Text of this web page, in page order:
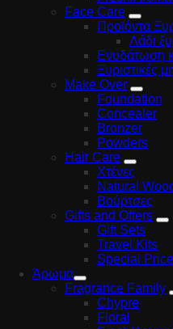
Face Care
Προϊόντα
Λάδι
Ενυδάτωση
Ξυριστικές
Make Over
Foundation
Concealer
Bronzer
Powders
Hair Care
Χτένες
Natural
Βούρτσες
Gifts and Offers
Gift Sets
Travel Kits
Special Price
Άρωμα
Fragrance Family
Chypre
Floral